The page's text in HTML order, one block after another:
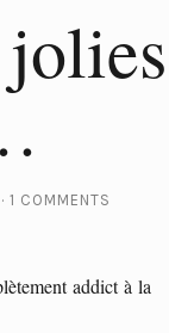
1 COMMENTS
addict à la